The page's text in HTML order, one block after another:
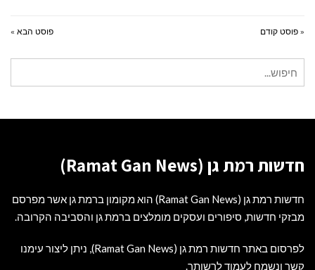
« פוסט קודם פוסט הבא »
עבור:
חדשות רמת גן (Ramat Gan News)
חדשות רמת גן (Ramat Gan News) הוא מקומון ברמת גן אשר מפרסם
מבזקי חדשות, סיפורים ועסקים מומלצים ברמת גן והסביבה הקרובה.
לפרסום באתר חדשות רמת גן (Ramat Gan News), ניתן ליצור עימנו
קשר ונשמח לעמוד לרשותך.